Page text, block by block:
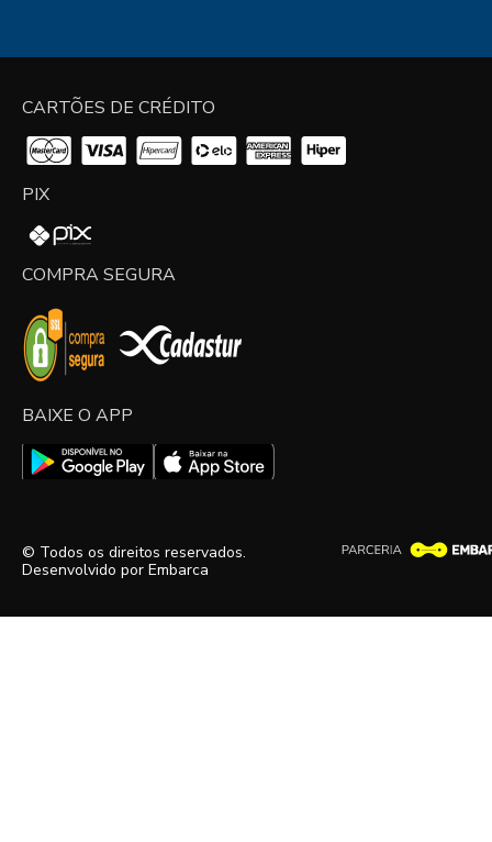
CARTÕES DE CRÉDITO
PIX
COMPRA SEGURA
BAIXE O APP
© Todos os direitos reservados.
Desenvolvido por Embarca